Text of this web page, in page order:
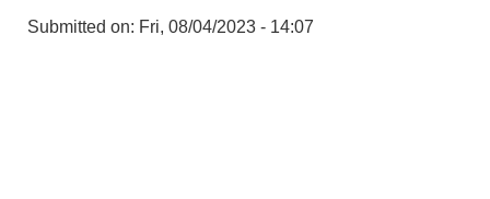
Submitted on: Fri, 08/04/2023 - 14:07